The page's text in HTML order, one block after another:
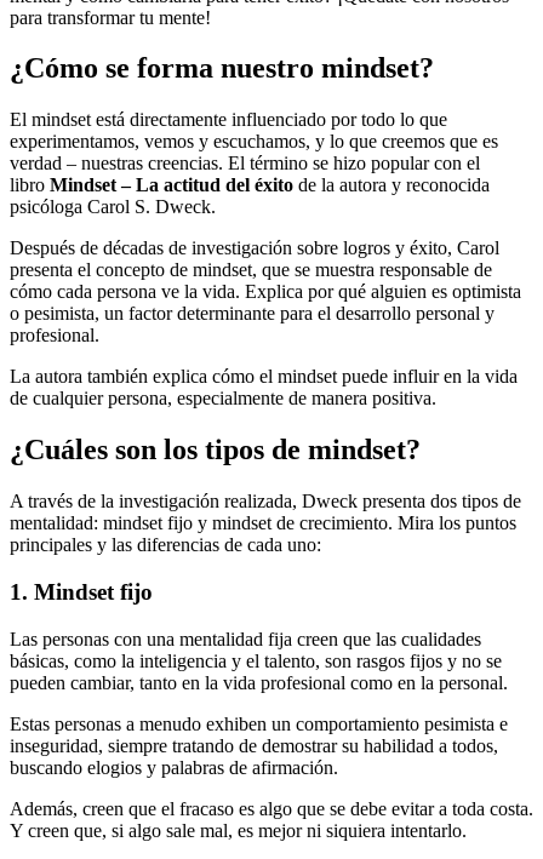
para transformar tu mente!
¿Cómo se forma nuestro mindset?
El mindset está directamente influenciado por todo lo que
experimentamos, vemos y escuchamos, y lo que creemos que es
verdad – nuestras creencias. El término se hizo popular con el
libro Mindset – La actitud del éxito de la autora y reconocida
psicóloga Carol S. Dweck.
Después de décadas de investigación sobre logros y éxito, Carol
presenta el concepto de mindset, que se muestra responsable de
cómo cada persona ve la vida. Explica por qué alguien es optimista
o pesimista, un factor determinante para el desarrollo personal y
profesional.
La autora también explica cómo el mindset puede influir en la vida
de cualquier persona, especialmente de manera positiva.
¿Cuáles son los tipos de mindset?
A través de la investigación realizada, Dweck presenta dos tipos de
mentalidad: mindset fijo y mindset de crecimiento. Mira los puntos
principales y las diferencias de cada uno:
1. Mindset fijo
Las personas con una mentalidad fija creen que las cualidades
básicas, como la inteligencia y el talento, son rasgos fijos y no se
pueden cambiar, tanto en la vida profesional como en la personal.
Estas personas a menudo exhiben un comportamiento pesimista e
inseguridad, siempre tratando de demostrar su habilidad a todos,
buscando elogios y palabras de afirmación.
Además, creen que el fracaso es algo que se debe evitar a toda costa.
Y creen que, si algo sale mal, es mejor ni siquiera intentarlo.